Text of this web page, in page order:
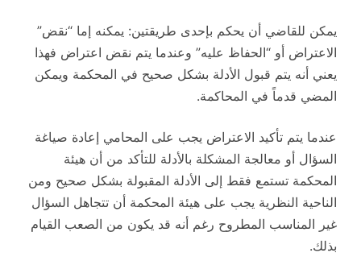
يمكن للقاضي أن يحكم بإحدى طريقتين: يمكنه إما “نقض”
الاعتراض أو “الحفاظ عليه” وعندما يتم نقض اعتراض فهذا
يعني أنه يتم قبول الأدلة بشكل صحيح في المحكمة ويمكن
المضي قدماً في المحاكمة.
عندما يتم تأكيد الاعتراض يجب على المحامي إعادة صياغة
السؤال أو معالجة المشكلة بالأدلة للتأكد من أن هيئة
المحكمة تستمع فقط إلى الأدلة المقبولة بشكل صحيح ومن
الناحية النظرية يجب على هيئة المحكمة أن تتجاهل السؤال
غير المناسب المطروح رغم أنه قد يكون من الصعب القيام
بذلك.